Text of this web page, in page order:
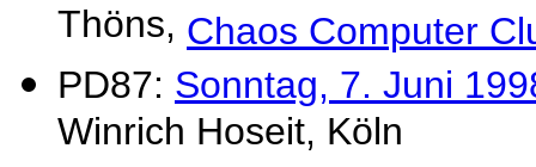
Thöns, Chaos Computer
PD87: Sonntag, 7. Juni
Winrich Hoseit, Köln